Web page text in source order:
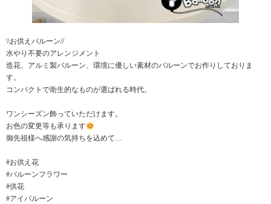
\\お供えバルーン//
水やり不要のアレンジメント
造花、アルミ製バルーン、環境に優しい素材のバルーンでお作りしておりま
す。
コンパクトで衛生的なものが選ばれる時代。
ワンシーズン飾っていただけます。
お色の変更等も承ります
御先祖様へ感謝の気持ちを込めて…
#お供え花
#バルーンフラワー
#供花
#アイバルーン